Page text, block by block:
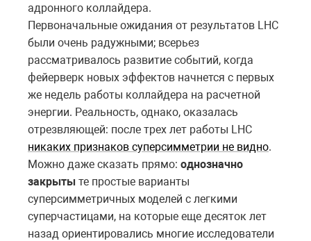
адронного коллайдера.
Первоначальные ожидания от результатов LHC
были очень радужными; всерьез
рассматривалось развитие событий, когда
фейерверк новых эффектов начнется с первых
же недель работы коллайдера на расчетной
энергии. Реальность, однако, оказалась
отрезвляющей: после трех лет работы LHC
никаких признаков суперсимметрии не видно.
Можно даже сказать прямо: однозначно
закрыты те простые варианты
суперсимметричных моделей с легкими
суперчастицами, на которые еще десяток лет
назад ориентировались многие исследователи